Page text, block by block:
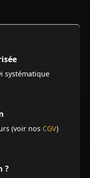
systématique
(voir nos CGV)
?